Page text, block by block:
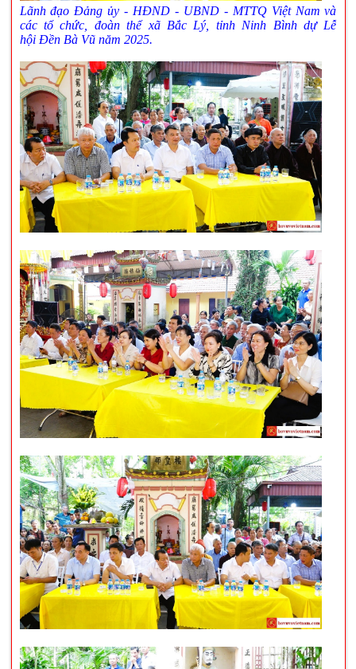
Lãnh đạo Đảng ủy - HĐND - UBND - MTTQ Việt Nam và
các tổ chức, đoàn thể xã Bắc Lý, tỉnh Ninh Bình dự Lễ
hội Đền Bà Vũ năm 2025.